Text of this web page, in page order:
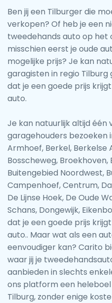
Ben jij een Tilburger die
verkopen? Of heb je een
tweedehands auto op het
misschien eerst je oude
mogelijke prijs? Je kan
garagisten in regio
dat je een goede prijs
auto.
Je kan natuurlijk altijd één
garagehouders bezoeken
Armhoef, Berkel, Berkelse
Bosscheweg,
Buitengebied Noordwest,
Campenhoef, Centrum,
De Lijnse Hoek, De Oude
Schans, Dongewijk,
dat je een goede prijs
auto.. Maar wat als een
eenvoudiger kan? Carito
waar jij je
aanbieden in slechts
ons platform een
Tilburg, zonder enige